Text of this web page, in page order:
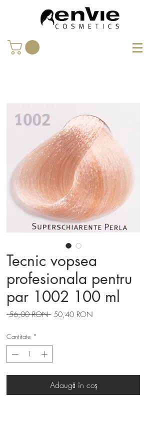
Tecnic vopsea
profesionala pentru
par 1002 100 ml
56,00 RON Preț
50,40 RON
Cantitate *
Adaugă în coș